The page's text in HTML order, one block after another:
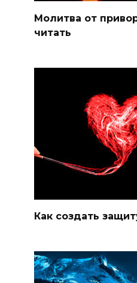
Молитва от
читать
Как создать